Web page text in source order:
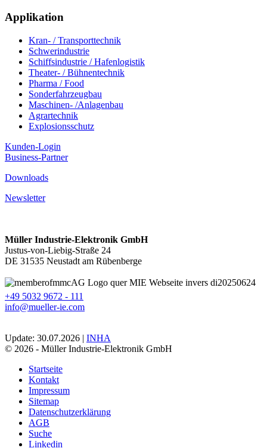
Applikation
Kran- / Transporttechnik
Schwerindustrie
Schiffsindustrie / Hafenlogistik
Theater- / Bühnentechnik
Pharma / Food
Sonderfahrzeugbau
Maschinen- /Anlagenbau
Agrartechnik
Explosionsschutz
Kunden-Login
Business-Partner
Downloads
Newsletter
Müller Industrie-Elektronik GmbH
Justus-von-Liebig-Straße 24
DE 31535 Neustadt am Rübenberge
+49 5032 9672 - 111
info@mueller-ie.com
Update: 30.07.2026 | INHA
© 2026 - Müller Industrie-Elektronik GmbH
Startseite
Kontakt
Impressum
Sitemap
Datenschutzerklärung
AGB
Suche
Linkedin